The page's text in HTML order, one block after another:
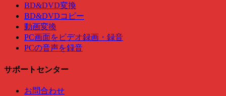
BD&DVD変換
BD&DVDコピー
動画変換
PC画面をビデオ録画・録音
PCの音声を録音
サポートセンター
お問合わせ